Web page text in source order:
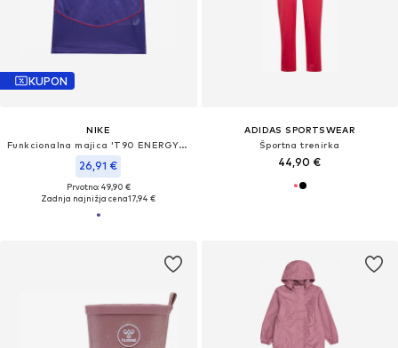
KUPON
NIKE
Funkcionalna majica 'T90 ENERGY JSY 2'
26,91 €
Prvotno: 49,90 €
Zadnja najnižja cena17,94 €
ADIDAS SPORTSWEAR
Športna trenirka
44,90 €